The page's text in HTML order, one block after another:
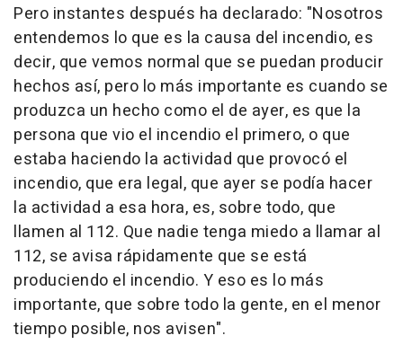
Pero instantes después ha declarado: "Nosotros
entendemos lo que es la causa del incendio, es
decir, que vemos normal que se puedan producir
hechos así, pero lo más importante es cuando se
produzca un hecho como el de ayer, es que la
persona que vio el incendio el primero, o que
estaba haciendo la actividad que provocó el
incendio, que era legal, que ayer se podía hacer
la actividad a esa hora, es, sobre todo, que
llamen al 112. Que nadie tenga miedo a llamar al
112, se avisa rápidamente que se está
produciendo el incendio. Y eso es lo más
importante, que sobre todo la gente, en el menor
tiempo posible, nos avisen".